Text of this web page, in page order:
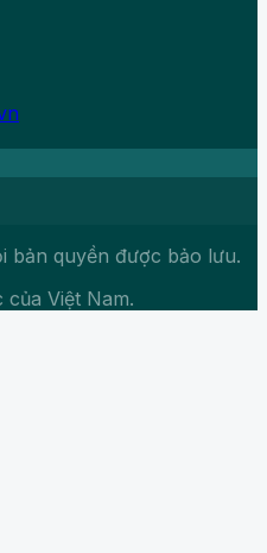
bản quyền được bảo lưu.
Việt Nam.